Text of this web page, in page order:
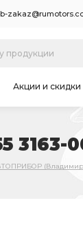
Акции и скидки